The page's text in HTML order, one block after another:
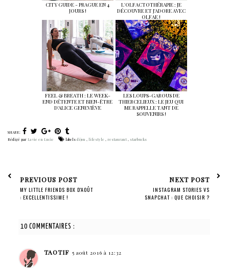
CITY GUIDE - PRAGUE EN 4
JOURS !
L'OLFACTOTHÉRAPIE : JE
DÉCOUVRE ET J'ADORE AVEC
OLFAE !
FEEL & BREATH : LE WEEK-
END DÉTENTE ET BIEN-ÊTRE
D'ALICE GENEVIÈVE
LES LOUPS-GAROUS DE
THIERCELIEUX : LE JEU QUI
ME RAPPELLE TANT DE
SOUVENIRS !
SHARE:
Rédigé par La vie en Lucie labels dijon , lifestyle , restaurant , starbucks
PREVIOUS POST
MY LITTLE FRIENDS BOX D'AOÛT
: EXCELLENTISSIME !
NEXT POST
INSTAGRAM STORIES VS
SNAPCHAT : QUE CHOISIR ?
10 COMMENTAIRES :
TAOTIF 5 août 2016 à 12:32